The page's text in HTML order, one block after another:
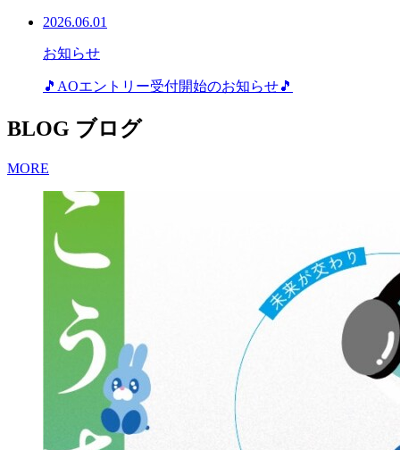
2026.06.01
お知らせ
🎵AOエントリー受付開始のお知らせ🎵
BLOG ブログ
MORE